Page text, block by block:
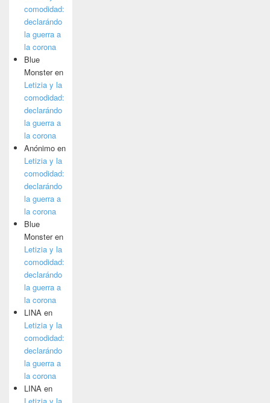
comodidad:
declarándo
la guerra a
la corona
Blue
Monsteren
Letizia y la
comodidad:
declarándo
la guerra a
la corona
Anónimo en
Letizia y la
comodidad:
declarándo
la guerra a
la corona
Blue
Monsteren
Letizia y la
comodidad:
declarándo
la guerra a
la corona
LINA en
Letizia y la
comodidad:
declarándo
la guerra a
la corona
LINA en